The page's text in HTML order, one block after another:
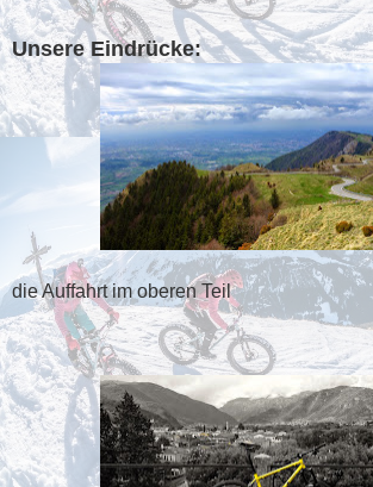
Unsere Eindrücke:
die Auffahrt im oberen Teil